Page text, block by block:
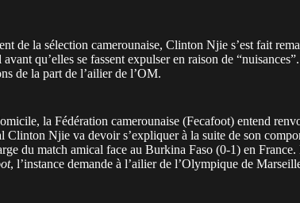
de la sélection camerounaise, Clinton Njie s’est fait
qu’elles se fassent expulser en raison de
de la part de l’ailier de l’OM.
la Fédération camerounaise (Fecafoot) entend
Clinton Njie va devoir s’expliquer à la suite de son
du match amical face au Burkina Faso (0-1) en France.
, l’instance demande à l’ailier de l’Olympique de